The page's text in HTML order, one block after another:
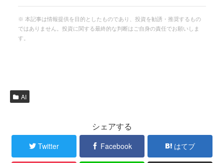
※ 本記事は情報提供を目的としたものであり、投資を勧誘・推奨するもの
ではありません。投資に関する最終的な判断はご自身の責任でお願いしま
す。
AI
シェアする
Twitter Facebook はてブ